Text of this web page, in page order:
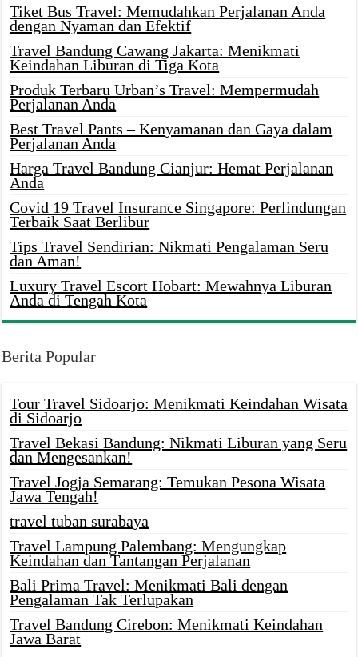
Tiket Bus Travel: Memudahkan Perjalanan Anda
dengan Nyaman dan Efektif
Travel Bandung Cawang Jakarta: Menikmati
Keindahan Liburan di Tiga Kota
Produk Terbaru Urban’s Travel: Mempermudah
Perjalanan Anda
Best Travel Pants – Kenyamanan dan Gaya dalam
Perjalanan Anda
Harga Travel Bandung Cianjur: Hemat Perjalanan
Anda
Covid 19 Travel Insurance Singapore: Perlindungan
Terbaik Saat Berlibur
Tips Travel Sendirian: Nikmati Pengalaman Seru
dan Aman!
Luxury Travel Escort Hobart: Mewahnya Liburan
Anda di Tengah Kota
Berita Popular
Tour Travel Sidoarjo: Menikmati Keindahan Wisata
di Sidoarjo
Travel Bekasi Bandung: Nikmati Liburan yang Seru
dan Mengesankan!
Travel Jogja Semarang: Temukan Pesona Wisata
Jawa Tengah!
travel tuban surabaya
Travel Lampung Palembang: Mengungkap
Keindahan dan Tantangan Perjalanan
Bali Prima Travel: Menikmati Bali dengan
Pengalaman Tak Terlupakan
Travel Bandung Cirebon: Menikmati Keindahan
Jawa Barat